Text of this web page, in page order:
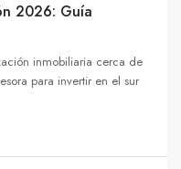
2026: Guía
inmobiliaria cerca de
para invertir en el sur